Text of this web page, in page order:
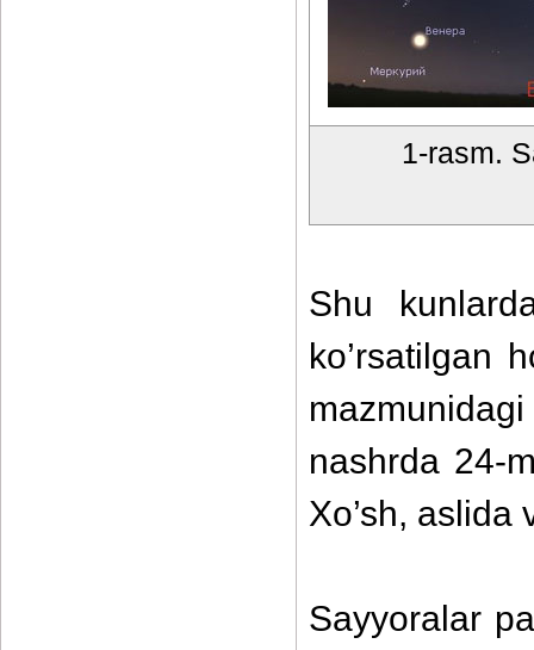
1-rasm.
Shu
ko’rsatilgan
nashrda 24-
Xo’sh, aslida
Sayyoralar